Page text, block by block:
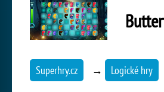
Superhry.cz → Logické hry